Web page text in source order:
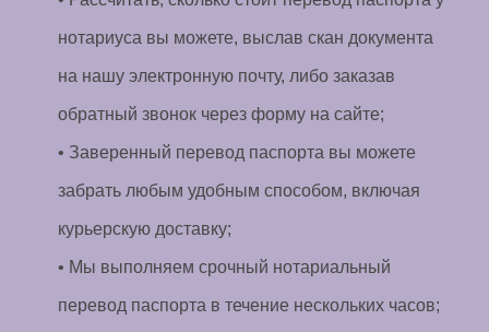
нотариуса вы можете, выслав скан документа
на нашу электронную почту, либо заказав
обратный звонок через форму на сайте;
• Заверенный перевод паспорта вы можете
забрать любым удобным способом, включая
курьерскую доставку;
• Мы выполняем срочный нотариальный
перевод паспорта в течение нескольких часов;